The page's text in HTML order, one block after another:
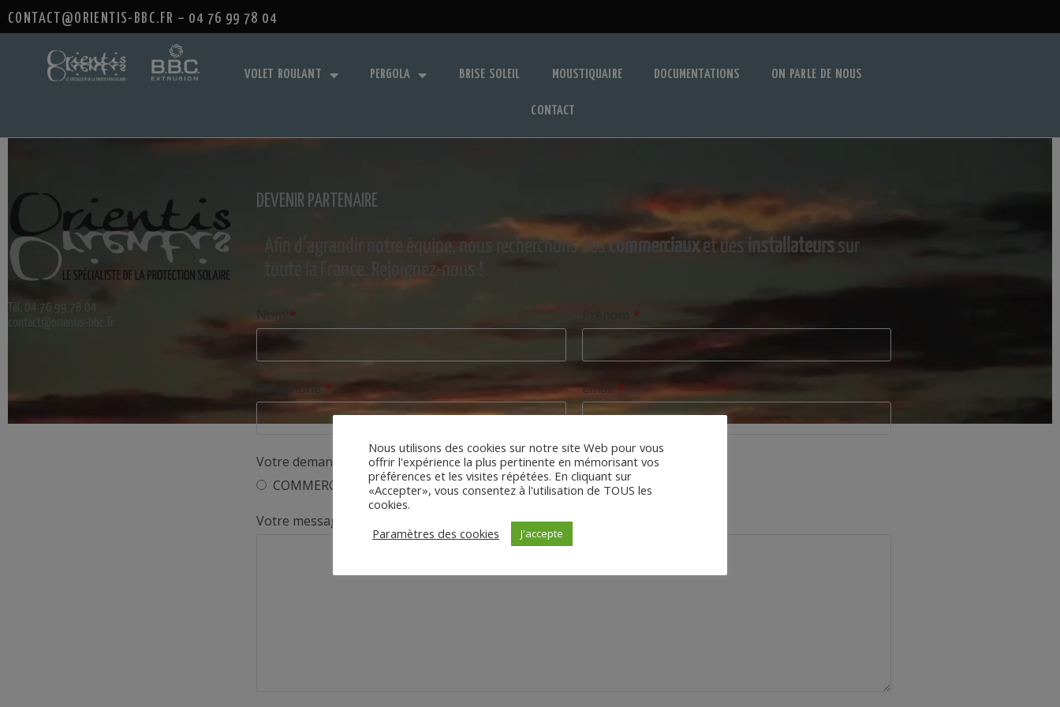
CONTACT@ORIENTIS-BBC.FR – 04 76 99 78 04
VOLET ROULANT PERGOLA BRISE SOLEIL MOUSTIQUAIRE DOCUMENTATIONS ON PARLE DE NOUS
CONTACT
MOUSTIQUAIRE
Tél. 04 76 99 78 04
contact@orientis-bbc.fr
DEVENIR PARTENAIRE
Afin d’agrandir notre équipe, nous recherchons descommerciauxet des installateurssur
toute la France. Rejoignez-nous !
Nom *
Téléphone *
Prénom *
Email *
Votre demande concerne *
COMMERCIAUX INSTALLATEURS
Votre message
Nous utilisons des cookies sur notre site Web pour vous
offrir l'expérience la plus pertinente en mémorisant vos
préférences et les visites répétées. En cliquant sur
«Accepter», vous consentez à l'utilisation de TOUS les
cookies.
Paramètres des cookies
J'accepte